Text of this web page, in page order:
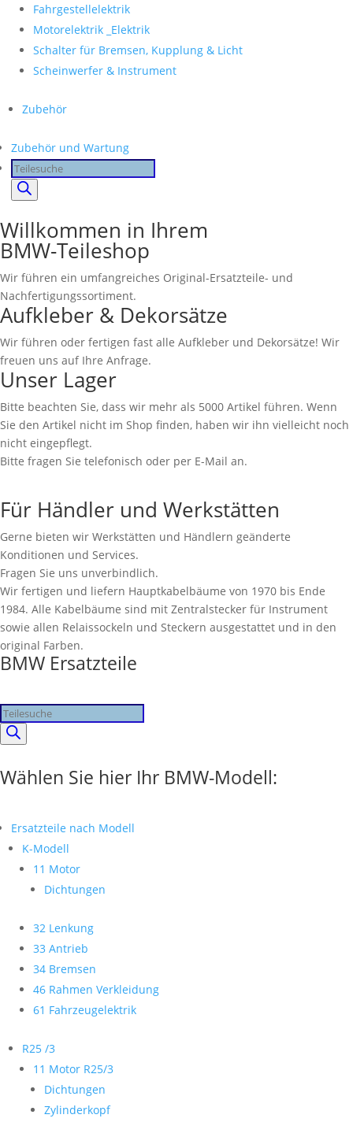
Fahrgestellelektrik
Motorelektrik _Elektrik
Schalter für Bremsen, Kupplung & Licht
Scheinwerfer & Instrument
Zubehör
Zubehör und Wartung
Products
search
Willkommen in Ihrem
BMW-Teileshop
Wir führen ein umfangreiches Original-Ersatzteile- und
Nachfertigungssortiment.
Aufkleber & Dekorsätze
Wir führen oder fertigen fast alle Aufkleber und Dekorsätze! Wir
freuen uns auf Ihre Anfrage.
Unser Lager
Bitte beachten Sie, dass wir mehr als 5000 Artikel führen. Wenn
Sie den Artikel nicht im Shop finden, haben wir ihn vielleicht noch
nicht eingepflegt.
Bitte fragen Sie telefonisch oder per E-Mail an.
Für Händler und Werkstätten
Gerne bieten wir Werkstätten und Händlern geänderte
Konditionen und Services.
Fragen Sie uns unverbindlich.
Wir fertigen und liefern Hauptkabelbäume von 1970 bis Ende
1984. Alle Kabelbäume sind mit Zentralstecker für Instrument
sowie allen Relaissockeln und Steckern ausgestattet und in den
original Farben.
BMW Ersatzteile
Products
search
Wählen Sie hier Ihr BMW-Modell:
Ersatzteile nach Modell
K-Modell
11 Motor
Dichtungen
32 Lenkung
33 Antrieb
34 Bremsen
46 Rahmen Verkleidung
61 Fahrzeugelektrik
R25 /3
11 Motor R25/3
Dichtungen
Zylinderkopf